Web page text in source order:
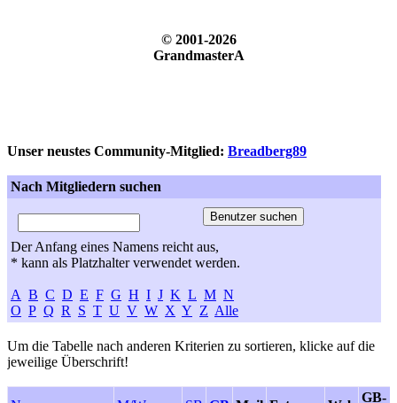
© 2001-2026
GrandmasterA
Unser neustes Community-Mitglied: Breadberg89
Nach Mitgliedern suchen
Der Anfang eines Namens reicht aus,
* kann als Platzhalter verwendet werden.
A B C D E F G H I J K L M N
O P Q R S T U V W X Y Z Alle
Um die Tabelle nach anderen Kriterien zu sortieren, klicke auf die
jeweilige Überschrift!
GB-